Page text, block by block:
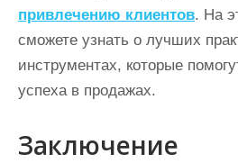
привлечению клиентов. На
сможете узнать о лучших
инструментах, которые
успеха в продажах.
Заключение